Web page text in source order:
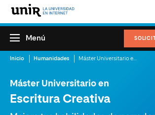
Menú
Inicio Humanidades
Máster Universitario en
Escritura Creativa